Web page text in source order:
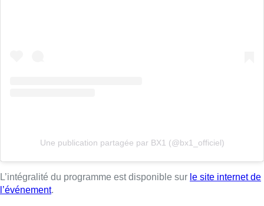
Une publication partagée par BX1 (@bx1_officiel)
L’intégralité du programme est disponible sur le site internet de
l’événement.